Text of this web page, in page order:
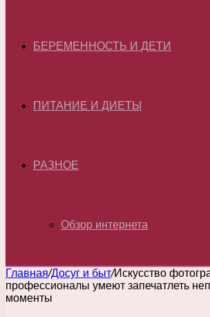
БЕРЕМЕННОСТЬ И ДЕТИ
ПИТАНИЕ И ДИЕТЫ
РАЗНОЕ
Обзор интернета
Главная/Досуг и быт/Искусство
профессионалы умеют запечатлеть
моменты